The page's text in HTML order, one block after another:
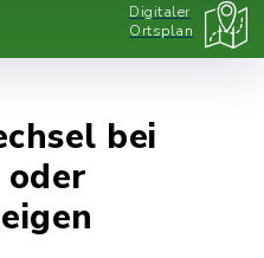
Digitaler
Ortsplan
bei